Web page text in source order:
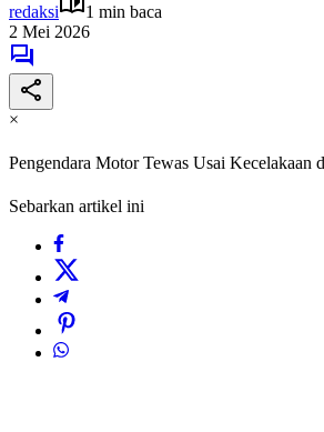
redaksi
1 min baca
2 Mei 2026
×
Pengendara Motor Tewas Usai Kecelakaan
Sebarkan artikel ini